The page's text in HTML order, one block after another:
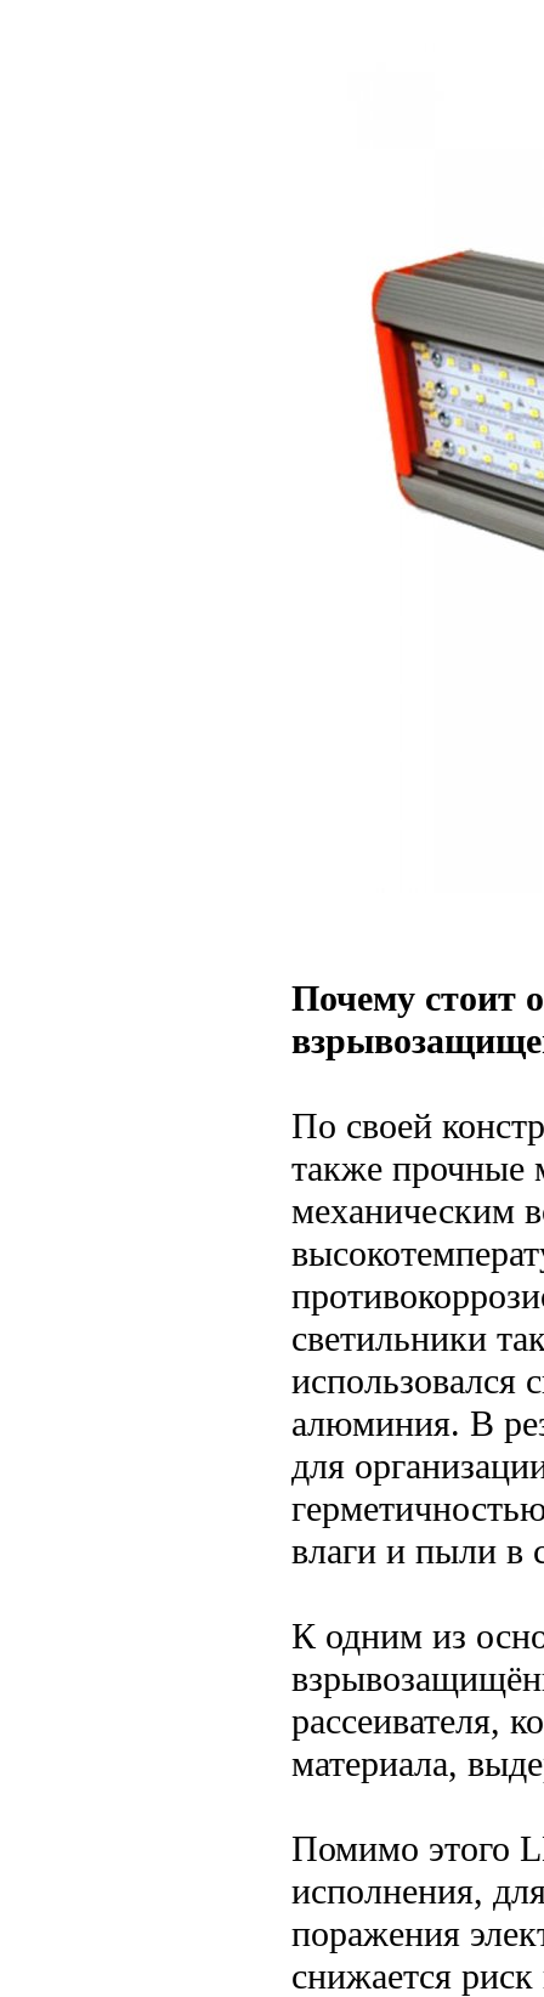
Почему стоит
По своей
также прочные
механическим
светильники
использовался
алюминия. В
для
влаги и пыли в
К одним из
рассеивателя,
материала,
Помимо этого
исполнения,
поражения
снижается